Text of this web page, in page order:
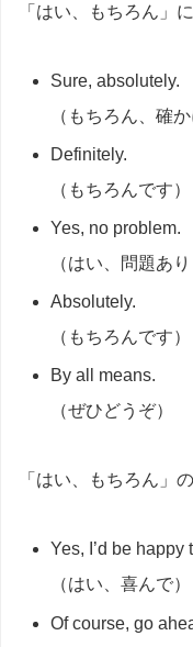
「はい、もちろん」
Sure, absolutely.
（もちろん、確か
Definitely.
（もちろんです）
Yes, no problem.
（はい、問題あり
Absolutely.
（もちろんです）
By all means.
（ぜひどうぞ）
「はい、もちろん」
Yes, I’d be happy
（はい、喜んで）
Of course, go